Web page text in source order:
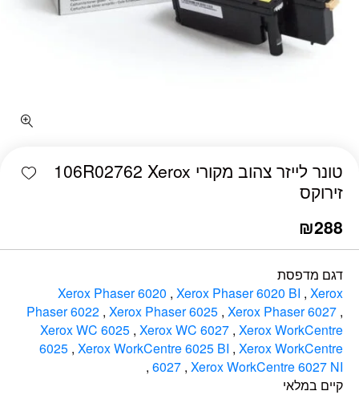
טונר לייזר צהוב מקורי 106R02762 Xerox
זירוקס
₪288
דגם מדפסת
Xerox Phaser 6020 ,Xerox Phaser 6020 BI ,Xerox
Phaser 6022 ,Xerox Phaser 6025 ,Xerox Phaser 6027 ,
Xerox WC 6025 ,Xerox WC 6027 ,Xerox WorkCentre
6025 ,Xerox WorkCentre 6025 BI ,Xerox WorkCentre
6027 ,Xerox WorkCentre 6027 NI
,
קיים במלאי